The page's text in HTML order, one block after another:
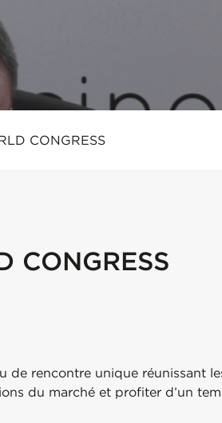
CONGRESS
CONGRESS
de rencontre unique réunissant
du marché et profiter d’un